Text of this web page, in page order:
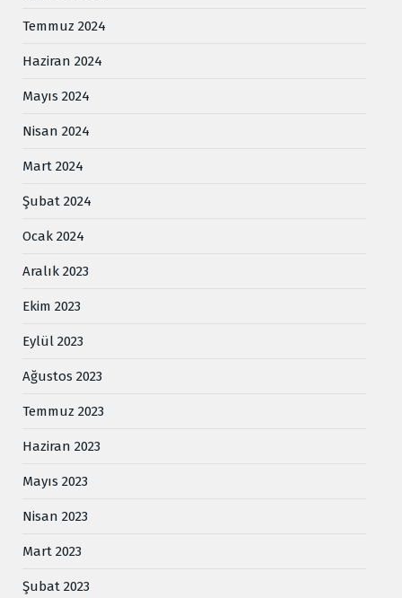
Temmuz 2024
Haziran 2024
Mayıs 2024
Nisan 2024
Mart 2024
Şubat 2024
Ocak 2024
Aralık 2023
Ekim 2023
Eylül 2023
Ağustos 2023
Temmuz 2023
Haziran 2023
Mayıs 2023
Nisan 2023
Mart 2023
Şubat 2023